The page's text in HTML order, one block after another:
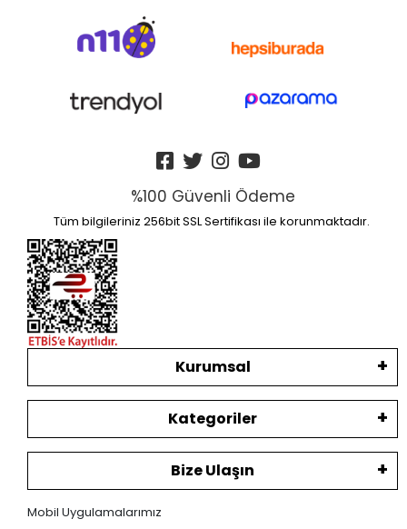
%100 Güvenli Ödeme
Tüm bilgileriniz 256bit SSL Sertifikası ile korunmaktadır.
Kurumsal
Kategoriler
Bize Ulaşın
Mobil Uygulamalarımız